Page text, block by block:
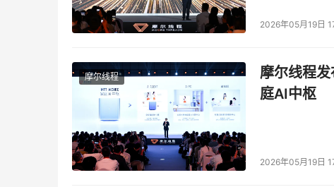
系统管理员可在控制台上使用智能"滑杆"界面(为可
记中选择任意一个时间点执行数据回滚。这方便了
2026年05月19日
摩尔线程
摩尔线程
庭AI中枢
2026年05月19日